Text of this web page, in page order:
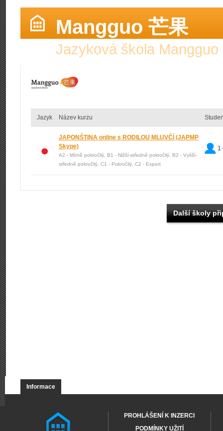
Mangguo 芒果
Jazyková škola Mangguo
Jazyk Název kurzu
JAPONŠTINA online s RODILOU MLUVČÍ (JAPMP
Skype)
A2 - Mírně pokročilý, B1 - Nižší-středně pokročilý, B2 - Vyšší-
středně pokročilý, C1 - Pokročilý, C2 - Expert
1
Další školy
Informace
PROHLÁŠENÍ K INZERCI
PODMÍNKY UŽITÍ